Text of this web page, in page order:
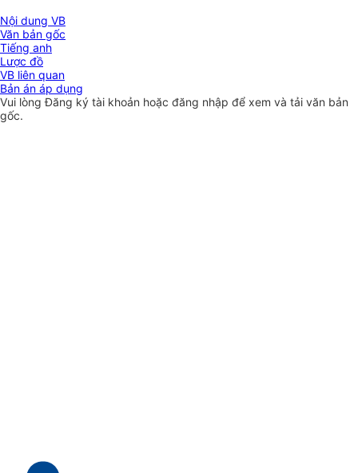
Nội dung VB
Văn bản gốc
Tiếng anh
Lược đồ
VB liên quan
Bản án áp dụng
Vui lòngĐăng ký tài khoản hoặc đăng nhập để xem và tải văn bản
gốc.